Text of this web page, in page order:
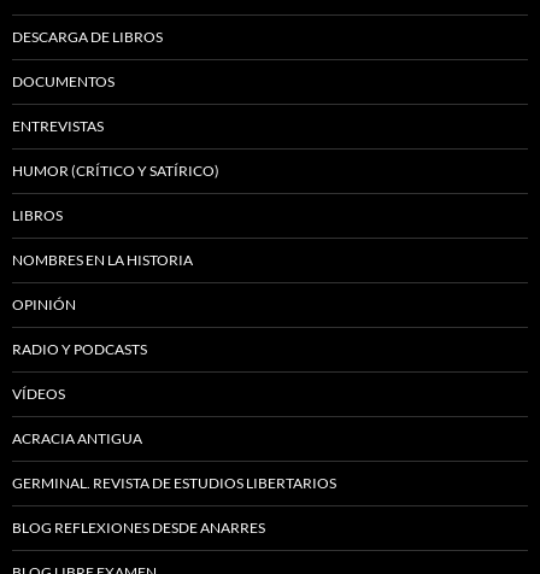
DESCARGA DE LIBROS
DOCUMENTOS
ENTREVISTAS
HUMOR (CRÍTICO Y SATÍRICO)
LIBROS
NOMBRES EN LA HISTORIA
OPINIÓN
RADIO Y PODCASTS
VÍDEOS
ACRACIA ANTIGUA
GERMINAL. REVISTA DE ESTUDIOS LIBERTARIOS
BLOG REFLEXIONES DESDE ANARRES